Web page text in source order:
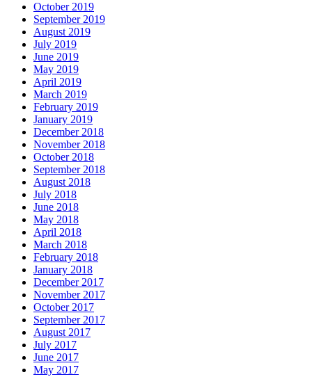
October 2019
September 2019
August 2019
July 2019
June 2019
May 2019
April 2019
March 2019
February 2019
January 2019
December 2018
November 2018
October 2018
September 2018
August 2018
July 2018
June 2018
May 2018
April 2018
March 2018
February 2018
January 2018
December 2017
November 2017
October 2017
September 2017
August 2017
July 2017
June 2017
May 2017